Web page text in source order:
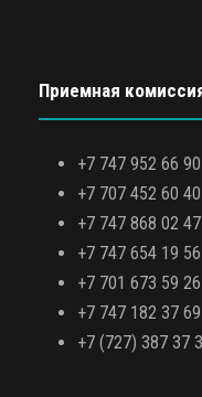
Приемная
+7 747 952 66 90
+7 707 452 60 40
+7 747 868 02 47
+7 747 654 19 56
+7 701 673 59 26
+7 747 182 37 69
+7 (727) 387 37